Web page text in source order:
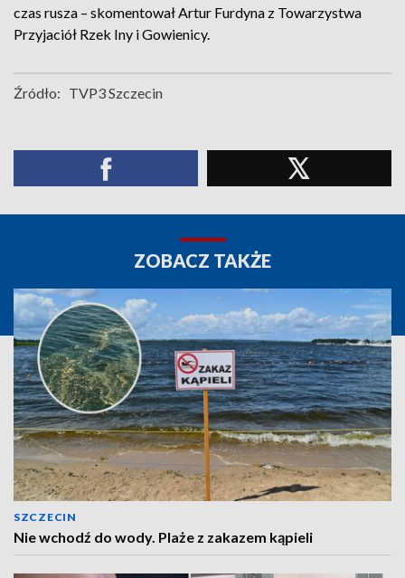
czas rusza – skomentował Artur Furdyna z Towarzystwa
Przyjaciół Rzek Iny i Gowienicy.
Źródło: TVP3 Szczecin
ZOBACZ TAKŻE
SZCZECIN
Nie wchodź do wody. Plaże z zakazem kąpieli